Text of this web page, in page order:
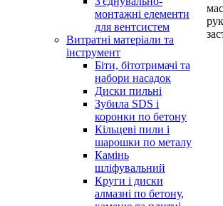
монтажні елементи
для вентсистем
Витратні матеріали та
інструмент
Біти, бітотримачі та
набори насадок
Диски пильні
Зубила SDS і
коронки по бетону
Кільцеві пили і
шарошки по металу
Камінь
шліфувальний
Круги і диски
алмазні по бетону,